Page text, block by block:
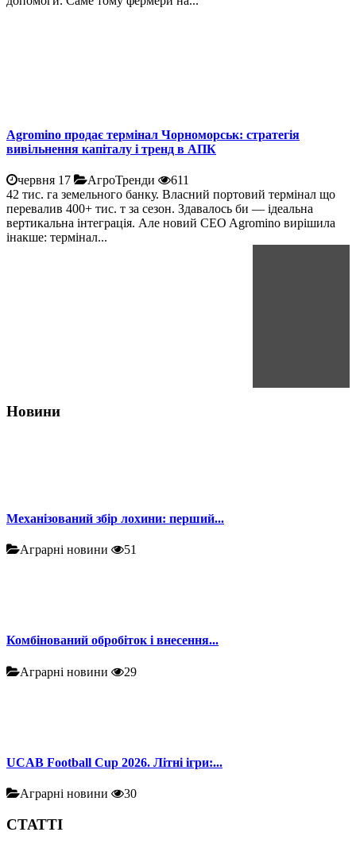
Agromino продає термінал Чорноморськ: стратегія
вивільнення капіталу і тренд в АПК
червня 17 АгроТренди
611
42 тис. га земельного банку. Власний портовий термінал що
перевалив 400+ тис. т за сезон. Здавалось би — ідеальна
вертикальна інтеграція. Але новий CEO Agromino вирішила
інакше: термінал...
Новини
Механізований збір лохини: перший...
Аграрні новини 51
Комбінований обробіток і внесення...
Аграрні новини 29
UCAB Football Cup 2026. Літні ігри:...
Аграрні новини 30
СТАТТІ